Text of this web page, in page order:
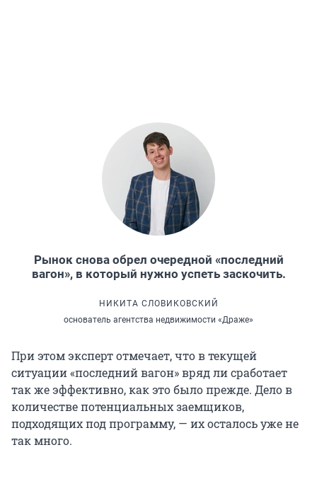
Рынок снова обрел очередной «последний
вагон», в который нужно успеть заскочить.
НИКИТА СЛОВИКОВСКИЙ
основатель агентства недвижимости «Драже»
При этом эксперт отмечает, что в текущей
ситуации «последний вагон» вряд ли сработает
так же эффективно, как это было прежде. Дело в
количестве потенциальных заемщиков,
подходящих под программу, — их осталось уже не
так много.